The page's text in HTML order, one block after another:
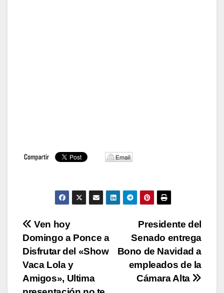
Navegación
de
entradas
Presidente del
Senado entrega
Bono de Navidad a
empleados de la
Cámara Alta
Ven hoy
Domingo a Ponce a
Disfrutar del «Show
Vaca Lola y
Amigos», Ultima